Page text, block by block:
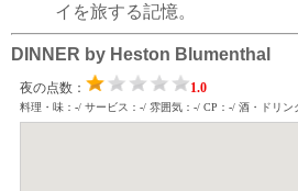
イを旅する記憶。
DINNER by Heston Blumenthal